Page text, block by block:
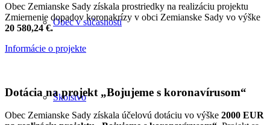
Obec v súčasnosti
Školstvo
Obec Zemianske Sady získala prostriedky na realizáciu projektu
Zmiernenie dopadov koronakrízy v obci Zemianske Sady vo výške
20 580,24 €.
Informácie o projekte
Dotácia na projekt „Bojujeme s koronavírusom“
Obec Zemianske Sady získala účelovú dotáciu vo výške 2000 EUR